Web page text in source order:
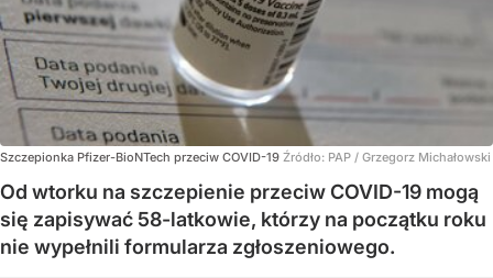
Szczepionka Pfizer-BioNTech przeciw COVID-19 Źródło: PAP / Grzegorz Michałowski
Od wtorku na szczepienie przeciw COVID-19 mogą
się zapisywać 58-latkowie, którzy na początku roku
nie wypełnili formularza zgłoszeniowego.